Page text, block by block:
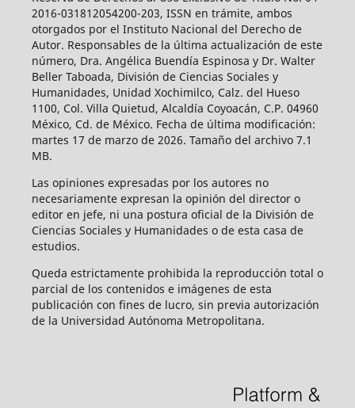
2016-031812054200-203, ISSN en trámite, ambos
otorgados por el Instituto Nacional del Derecho de
Autor. Responsables de la última actualización de este
número, Dra. Angélica Buendía Espinosa y Dr. Walter
Beller Taboada, División de Ciencias Sociales y
Humanidades, Unidad Xochimilco, Calz. del Hueso
1100, Col. Villa Quietud, Alcaldía Coyoacán, C.P. 04960
México, Cd. de México. Fecha de última modificación:
martes 17 de marzo de 2026. Tamaño del archivo 7.1
MB.
Las opiniones expresadas por los autores no
necesariamente expresan la opinión del director o
editor en jefe, ni una postura oficial de la División de
Ciencias Sociales y Humanidades o de esta casa de
estudios.
Queda estrictamente prohibida la reproducción total o
parcial de los contenidos e imágenes de esta
publicación con fines de lucro, sin previa autorización
de la Universidad Autónoma Metropolitana.